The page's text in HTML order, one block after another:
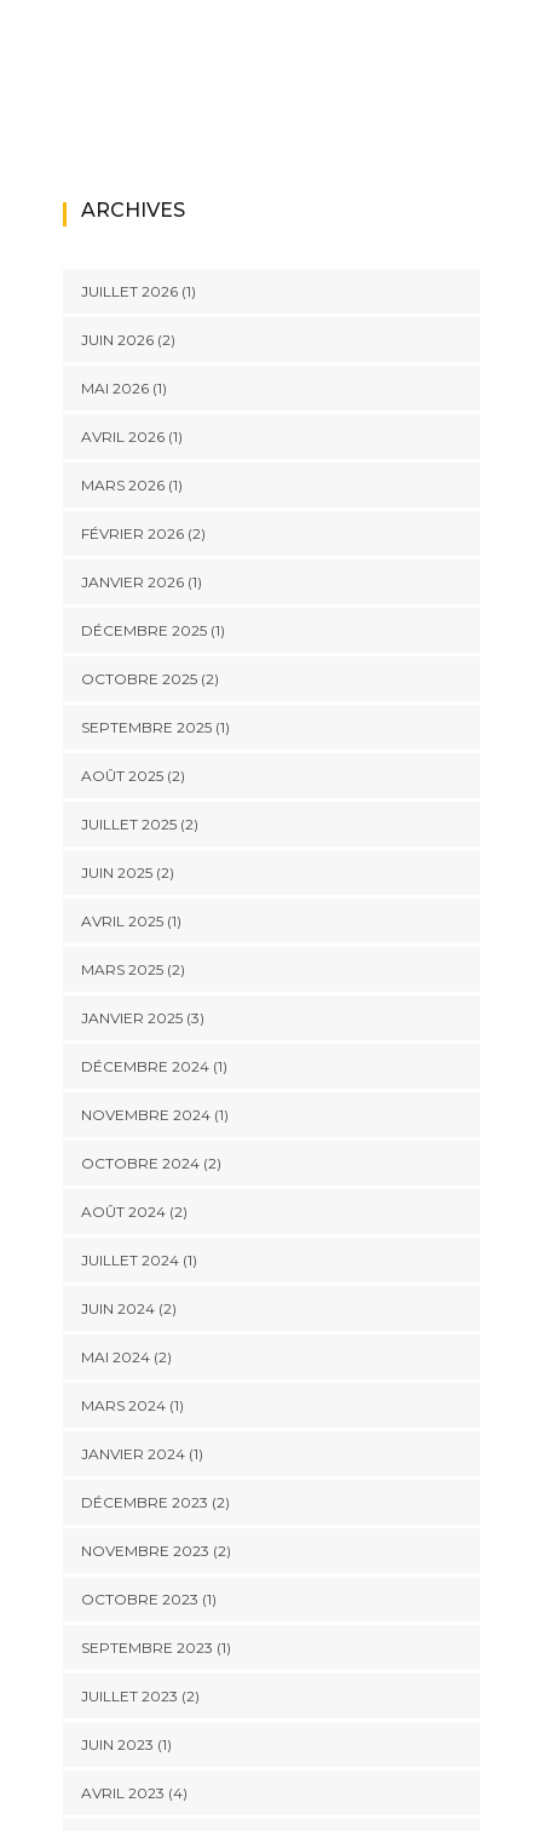
ARCHIVES
JUILLET 2026(1)
JUIN 2026(2)
MAI 2026(1)
AVRIL 2026(1)
MARS 2026(1)
FÉVRIER 2026(2)
JANVIER 2026(1)
DÉCEMBRE 2025(1)
OCTOBRE 2025(2)
SEPTEMBRE 2025(1)
AOÛT 2025(2)
JUILLET 2025(2)
JUIN 2025(2)
AVRIL 2025(1)
MARS 2025(2)
JANVIER 2025(3)
DÉCEMBRE 2024(1)
NOVEMBRE 2024(1)
OCTOBRE 2024(2)
AOÛT 2024(2)
JUILLET 2024(1)
JUIN 2024(2)
MAI 2024(2)
MARS 2024(1)
JANVIER 2024(1)
DÉCEMBRE 2023 (2)
NOVEMBRE 2023 (2)
OCTOBRE 2023 (1)
SEPTEMBRE 2023 (1)
JUILLET 2023 (2)
JUIN 2023 (1)
AVRIL 2023 (4)